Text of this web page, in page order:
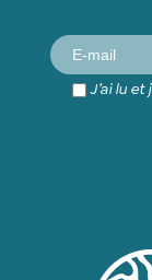
J’ai lu et